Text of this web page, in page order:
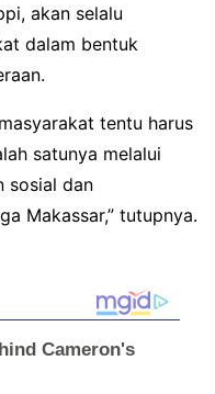
akan selalu
dalam bentuk
tentu harus
satunya melalui
sosial dan
Makassar,” tutupnya.